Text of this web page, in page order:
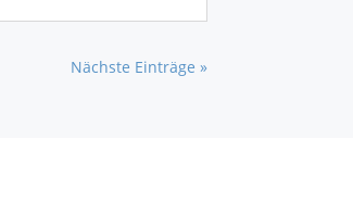
Nächste Einträge »